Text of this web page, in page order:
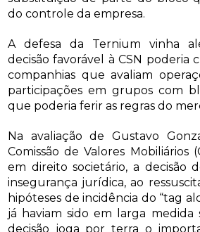
do controle da empresa.
A defesa da Ternium vinha
decisão favorável à CSN poderia
companhias que avaliam
participações em grupos com
que poderia ferir as regras do
Na avaliação de Gustavo
Comissão de Valores Mobiliários
em direito societário, a decisão
insegurança jurídica, ao
hipóteses de incidência do “tag
já haviam sido em larga medida
decisão joga por terra o